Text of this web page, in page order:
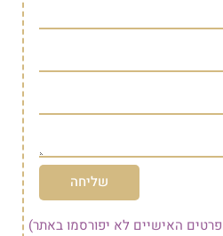
שליחה
האישיים לא יפורסמו באתר)